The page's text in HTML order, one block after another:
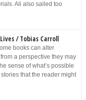
Ali also sailed too
/ Tobias Carroll
books can alter
a perspective they may
sense of what’s possible
that the reader might